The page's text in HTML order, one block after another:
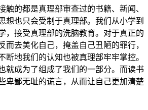
触的都是真理部审查过的书籍、新闻、
想也只会受制于真理部。我们从小学到
，接受真理部的洗脑教育。对于真正的
而去美化自己，掩盖自己丑陋的罪行，
断地我们的认知也被真理部牢牢掌控。
就成为了组成了我们的一部分。而读书
卑鄙无耻的谎言，从而让自己更加清楚